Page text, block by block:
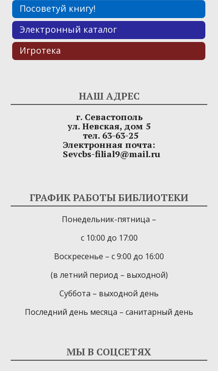
Посоветуй книгу!
Электронный каталог
Игротека
НАШ АДРЕС
г. Севастополь
ул. Невская, дом 5
тел. 63-63-25
Электронная почта:
Sevcbs-filial9@mail.ru
ГРАФИК РАБОТЫ БИБЛИОТЕКИ
Понедельник-пятница –
с 10:00 до 17:00
Воскресенье – с 9:00 до 16:00
(в летний период – выходной)
Суббота – выходной день
Последний день месяца – санитарный день
МЫ В СОЦСЕТЯХ